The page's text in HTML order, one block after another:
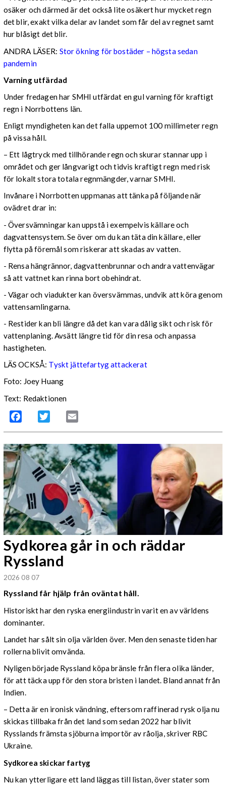
osäker och därmed är det också lite osäkert hur mycket regn
det blir, exakt vilka delar av landet som får del av regnet samt
hur blåsigt det blir.
ANDRA LÄSER: Stor ökning för bostäder – högsta sedan
pandemin
Varning utfärdad
Under fredagen har SMHI utfärdat en gul varning för kraftigt
regn i Norrbottens län.
Enligt myndigheten kan det falla uppemot 100 millimeter regn
på vissa håll.
– Ett lågtryck med tillhörande regn och skurar stannar upp i
området och ger långvarigt och tidvis kraftigt regn med risk
för lokalt stora totala regnmängder, varnar SMHI.
Invånare i Norrbotten uppmanas att tänka på följande när
ovädret drar in:
- Översvämningar kan uppstå i exempelvis källare och
dagvattensystem. Se över om du kan täta din källare, eller
flytta på föremål som riskerar att skadas av vatten.
- Rensa hängrännor, dagvattenbrunnar och andra vattenvägar
så att vattnet kan rinna bort obehindrat.
- Vägar och viadukter kan översvämmas, undvik att köra genom
vattensamlingarna.
- Restider kan bli längre då det kan vara dålig sikt och risk för
vattenplaning. Avsätt längre tid för din resa och anpassa
hastigheten.
LÄS OCKSÅ: Tyskt jättefartyg attackerat
Foto: Joey Huang
Text: Redaktionen
Facebook Twitter
Sydkorea går in och räddar
Ryssland
2026 08 07
Ryssland får hjälp från oväntat håll.
Historiskt har den ryska energiindustrin varit en av världens
dominanter.
Landet har sålt sin olja världen över. Men den senaste tiden har
rollerna blivit omvända.
Nyligen började Ryssland köpa bränsle från flera olika länder,
för att täcka upp för den stora bristen i landet. Bland annat från
Indien.
– Detta är en ironisk vändning, eftersom raffinerad rysk olja nu
skickas tillbaka från det land som sedan 2022 har blivit
Rysslands främsta sjöburna importör av råolja, skriver RBC
Ukraine.
Sydkorea skickar fartyg
Nu kan ytterligare ett land läggas till listan, över stater som